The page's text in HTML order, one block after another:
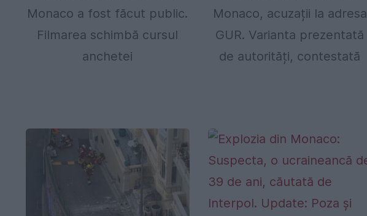
Monaco a fost făcut public.
Filmarea schimbă cursul
anchetei
Monaco, acuzații la adresa
GUR. Varianta prezentată
de autorități, contestată